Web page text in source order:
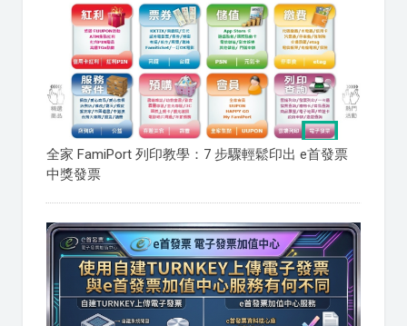
全家 FamiPort 列印教學：7 步驟輕鬆印出 e首發票
中獎發票